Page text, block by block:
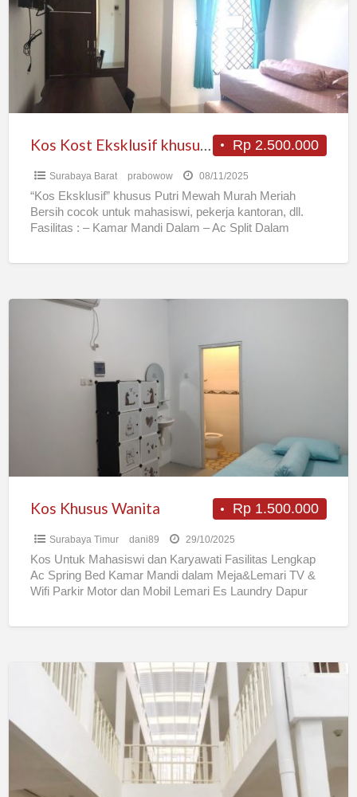
khusus
Putri
Dukuh
Kupang
UWK
Rp 2.500.000
Kos Kost Eksklusif khusus Putri Dukuh Kupang UWK
Surabaya Barat prabowow 08/11/2025
“Kos Eksklusif” khusus Putri Mewah Murah Meriah
Bersih cocok untuk mahasiswi, pekerja kantoran, dll.
Fasilitas : – Kamar Mandi Dalam – Ac Split Dalam
Rp 1.500.000
Kos Khusus Wanita
Surabaya Timur dani89 29/10/2025
Kos Untuk Mahasiswi dan Karyawati Fasilitas Lengkap
Ac Spring Bed Kamar Mandi dalam Meja&Lemari TV &
Wifi Parkir Motor dan Mobil Lemari Es Laundry Dapur
126